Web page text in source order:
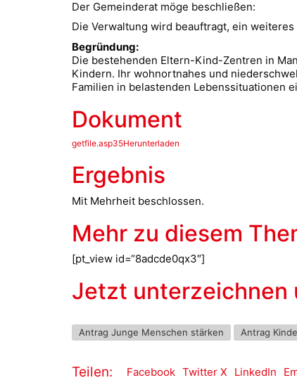
Der Gemeinderat möge beschließen:
Die Verwaltung wird beauftragt, ein
Begründung:
Die bestehenden Eltern-Kind-Zentren in
Kindern. Ihr wohnortnahes und
Familien in belastenden Lebenssituationen
Dokument
getfile.asp35Herunterladen
Ergebnis
Mit Mehrheit beschlossen.
Mehr zu diesem
[pt_view id=“8adcde0qx3″]
Jetzt unterzeichnen
Antrag Junge Menschen stärken Antrag
Teilen: Facebook Twitter X LinkedIn